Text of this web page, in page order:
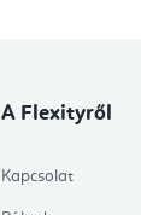
A Flexityről
Kapcsolat